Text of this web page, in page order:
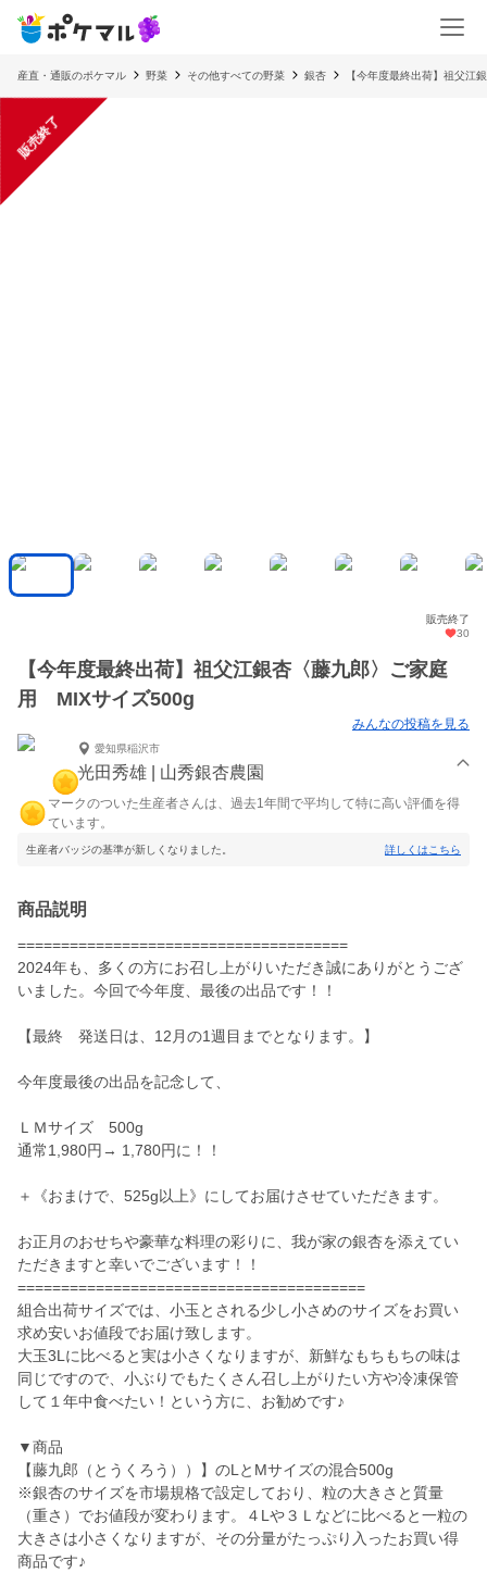
産直・通販のポケマル 野菜 その他すべての野菜 銀杏 【今年度最終出荷】祖父
販売終了
販売終了
30
【今年度最終出荷】祖父江銀杏〈藤九郎〉ご家庭
用 MIXサイズ500g
みんなの投稿を見る
愛知県稲沢市
光田秀雄 | 山秀銀杏農園
マークのついた生産者さんは、過去1年間で平均して特に高い評価を得
ています。
生産者バッジの基準が新しくなりました。 詳しくはこちら
商品説明
======================================
2024年も、多くの方にお召し上がりいただき誠にありがとうござ
いました。今回で今年度、最後の出品です！！
【最終 発送日は、12月の1週目までとなります。】
今年度最後の出品を記念して、
ＬＭサイズ 500g
通常1,980円→ 1,780円に！！
＋《おまけで、525g以上》にしてお届けさせていただきます。
お正月のおせちや豪華な料理の彩りに、我が家の銀杏を添えてい
ただきますと幸いでございます！！
========================================
組合出荷サイズでは、小玉とされる少し小さめのサイズをお買い
求め安いお値段でお届け致します。
大玉3Lに比べると実は小さくなりますが、新鮮なもちもちの味は
同じですので、小ぶりでもたくさん召し上がりたい方や冷凍保管
して１年中食べたい！という方に、お勧めです♪
▼商品
【藤九郎（とうくろう））】のLとMサイズの混合500g
※銀杏のサイズを市場規格で設定しており、粒の大きさと質量
（重さ）でお値段が変わります。４Lや３Ｌなどに比べると一粒の
大きさは小さくなりますが、その分量がたっぷり入ったお買い得
商品です♪